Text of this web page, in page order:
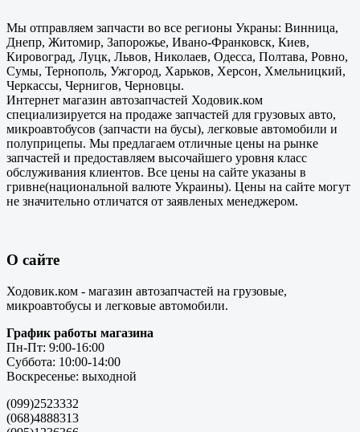
Мы отправляем запчасти во все регионы Украны: Винница,
Днепр, Житомир, Запорожье, Ивано-Франковск, Киев,
Кировоград, Луцк, Львов, Николаев, Одесса, Полтава, Ровно,
Сумы, Тернополь, Ужгород, Харьков, Херсон, Хмельницкий,
Черкассы, Чернигов, Черновцы.
Интернет магазин автозапчастей Ходовик.ком
специализируется на продаже запчастей для грузовых авто,
микроавтобусов (запчасти на бусы), легковые автомобили и
полуприцепы. Мы предлагаем отличные цены на рынке
запчастей и предоставляем высочайшего уровня класс
обслуживания клиентов. Все цены на сайте указаны в
гривне(национальной валюте Украины). Цены на сайте могут
не значительно отличатся от заявленых менеджером.
О сайте
Ходовик.ком - магазин автозапчастей на грузовые,
микроавтобусы и легковые автомобили.
График работы магазина
Пн-Пт: 9:00-16:00
Суббота: 10:00-14:00
Воскресенье: выходной
(099)2523332
(068)4888313